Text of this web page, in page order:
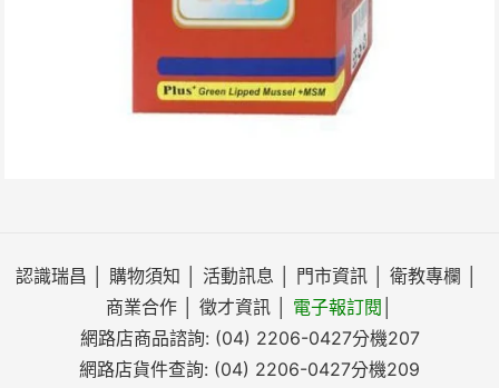
認識瑞昌 購物須知 活動訊息 門市資訊 衛教專欄
商業合作
徵才資訊 電子報訂閱
網路店商品諮詢: (04) 2206-0427分機207
網路店貨件查詢: (04) 2206-0427分機209